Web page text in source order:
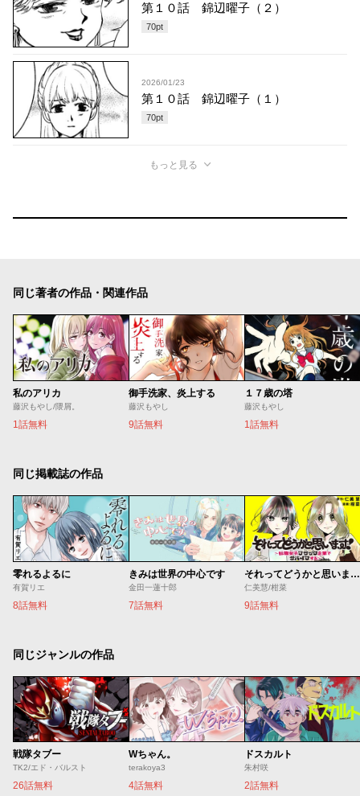
第１０話 錦辺曜子（２）
70pt
2026/01/23
第１０話 錦辺曜子（１）
70pt
もっと見る
同じ著者の作品・関連作品
私のアリカ
藤沢もやし/隈屑。
1話無料
御手洗家、炎上する
藤沢もやし
9話無料
１７歳の塔
藤沢もやし
1話無料
同じ掲載誌の作品
零れるよるに
有賀リエ
8話無料
きみは世界の中心です
金田一蓮十郎
7話無料
それってどうかと思います！～転職女子、ブラック企業でサバイブする。～
仁美慧/柑菜
9話無料
同じジャンルの作品
戦隊タブー
TK2/エド・バルスト
26話無料
Wちゃん。
terakoya3
4話無料
ドスカルト
朱村咲
2話無料